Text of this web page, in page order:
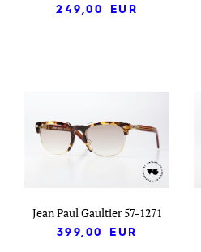
249,00
EUR
Jean Paul Gaultier 57-1271
399,00
EUR